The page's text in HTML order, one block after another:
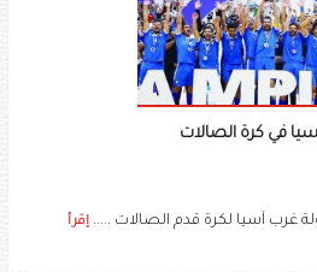
في كرة الصالات
غرب آسيا لكرة قدم الصالات ..... إقرأ